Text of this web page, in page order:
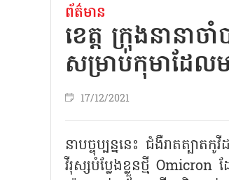
ព័ត៌មាន
ខេត្ត​ ក្រុងនានាច
សម្រាប់​កុមា​ដែល
17/12/2021
នាបច្ចុប្បន្ននេះ ជំងឺរាតត្ប
វីរុស្សបំប្លែងខ្លួនថ្មី